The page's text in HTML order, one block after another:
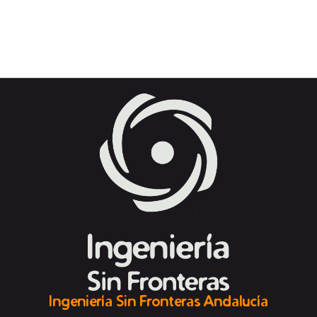
Ingeniería Sin Fronteras Andalucía